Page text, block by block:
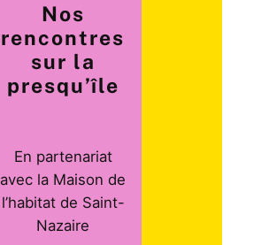
Nos
rencontres
sur la
presqu’île
En partenariat
avec la Maison de
l’habitat de Saint-
Nazaire